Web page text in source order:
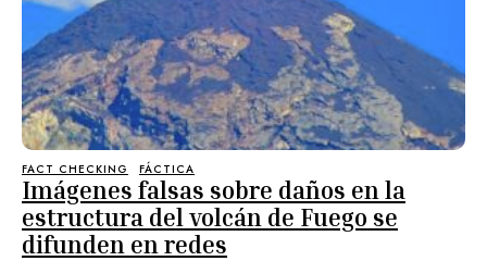
FACT CHECKING FÁCTICA
Imágenes falsas sobre daños en la
estructura del volcán de Fuego se
difunden en redes